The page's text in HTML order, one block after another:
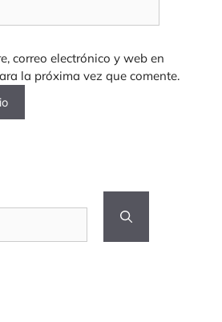
correo electrónico y web en
la próxima vez que comente.